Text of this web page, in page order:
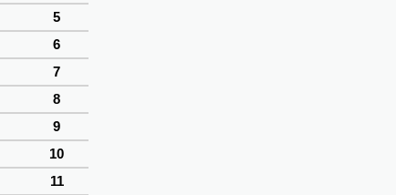
5
6
7
8
9
10
11